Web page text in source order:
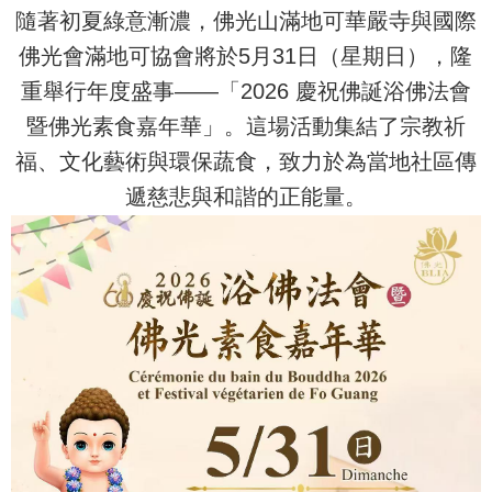
隨著初夏綠意漸濃，佛光山滿地可華嚴寺與國際
佛光會滿地可協會將於5月31日（星期日），隆
重舉行年度盛事——「2026 慶祝佛誕浴佛法會
暨佛光素食嘉年華」。這場活動集結了宗教祈
福、文化藝術與環保蔬食，致力於為當地社區傳
遞慈悲與和諧的正能量。